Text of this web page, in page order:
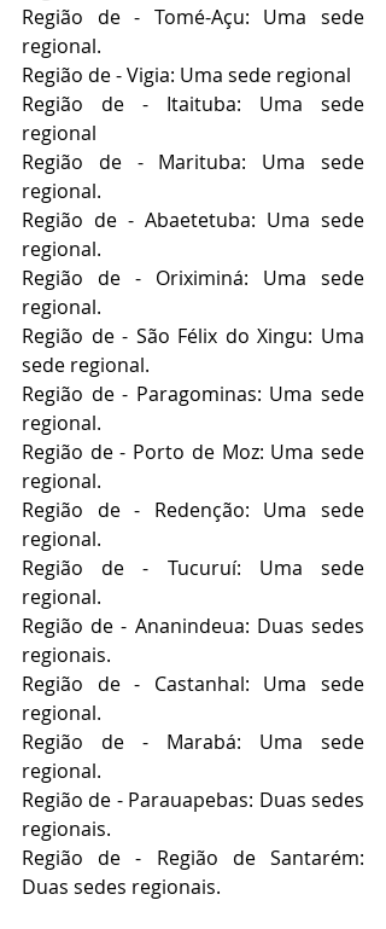
Região de - Tomé-Açu: Uma sede
regional.
Região de - Vigia: Uma sede regional
Região de - Itaituba: Uma sede
regional
Região de - Marituba: Uma sede
regional.
Região de - Abaetetuba: Uma sede
regional.
Região de - Oriximiná: Uma sede
regional.
Região de - São Félix do Xingu: Uma
sede regional.
Região de - Paragominas: Uma sede
regional.
Região de - Porto de Moz: Uma sede
regional.
Região de - Redenção: Uma sede
regional.
Região de - Tucuruí: Uma sede
regional.
Região de - Ananindeua: Duas sedes
regionais.
Região de - Castanhal: Uma sede
regional.
Região de - Marabá: Uma sede
regional.
Região de - Parauapebas: Duas sedes
regionais.
Região de - Região de Santarém:
Duas sedes regionais.